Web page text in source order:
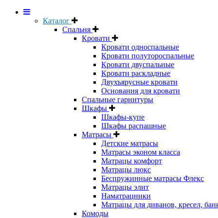
Каталог
Спальня
Кровати
Кровати односпальные
Кровати полутороспальные
Кровати двуспальные
Кровати раскладные
Двухъярусные кровати
Основания для кровати
Спальные гарнитуры
Шкафы
Шкафы-купе
Шкафы распашные
Матрасы
Детские матрасы
Матрасы эконом класса
Матрацы комфорт
Матрацы люкс
Беспружинные матрасы Флекс
Матрацы элит
Наматрацники
Матрацы для диванов, кресел,
Комоды